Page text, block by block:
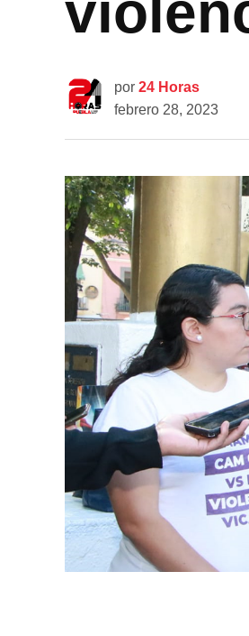
por 24 Horas
febrero 28, 2023